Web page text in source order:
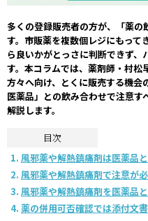
多くの登録販売者の方が、「薬の
す。市販薬を複数個レジにもって
ら良いかがとっさに判断できず、
す。本コラムでは、薬剤師・村松
方々へ向け、とくに販売する機会
医薬品」との飲み合わせで注意
解説します。
目次
風邪薬や解熱鎮痛剤は医薬品
風邪薬や解熱鎮痛剤で注意が
風邪薬や解熱鎮痛剤を医薬品
薬の併用可否確認では添付文